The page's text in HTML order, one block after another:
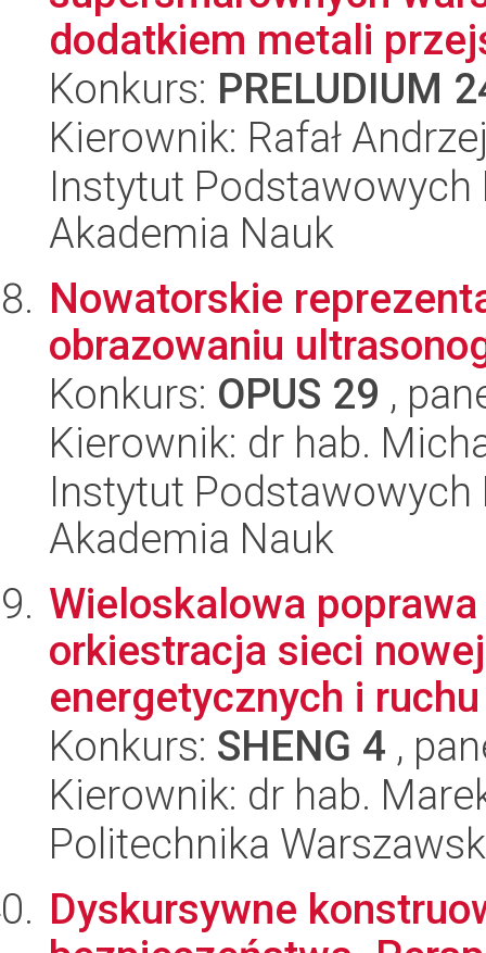
dodatkiem metali
Konkurs: PRELUDIUM
Kierownik: Rafał
Instytut
Akademia Nauk
Nowatorskie
obrazowaniu
Konkurs: OPUS 29 ,
Kierownik: dr hab.
Instytut
Akademia Nauk
Wieloskalowa
orkiestracja sieci
energetycznych i
Konkurs: SHENG 4 ,
Kierownik: dr hab.
Politechnika
Dyskursywne